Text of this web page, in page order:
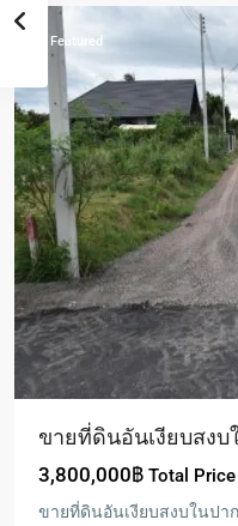
Featured
ขายที่ดินอันเงียบสง
3,800,000฿ Total
ขายที่ดินอันเงียบสงบในป